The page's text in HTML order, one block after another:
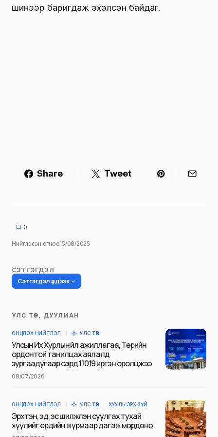
шинээр баригдаж эхэлсэн байдаг.
Share Tweet
0
Нийтлэсэн огноо15/08/2025
СЭТГЭГДЭЛ
Сэтгэгдэл үлдээх
Таны имэйл хаягийг нийтлэхгүй.
тэмдэглэсэн
Name
УЛС ТӨР, ДУУЛИАН
ОНЦЛОХ НИЙТЛЭЛ УЛС ТӨР
Улсын Их Хурлын үйл ажиллагаа, Төрийн
ордонтой танилцах аялалд
зургаадугаар сард 11019 иргэн оролцжээ
08/07/2026
ОНЦЛОХ НИЙТЛЭЛ УЛС ТӨР ХУУЛЬ ЭРХ ЗҮЙ
Эрхтэн, эд, эс шилжүүлэн суулгах тухай
хуулийг ердийн журмаар дагаж мөрдөнө